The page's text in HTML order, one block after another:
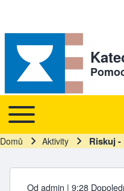
Hlavní navigace
Toggle main menu
Drobečková navigace
Domů Aktivity Riskuj -
Od admin | 9:28